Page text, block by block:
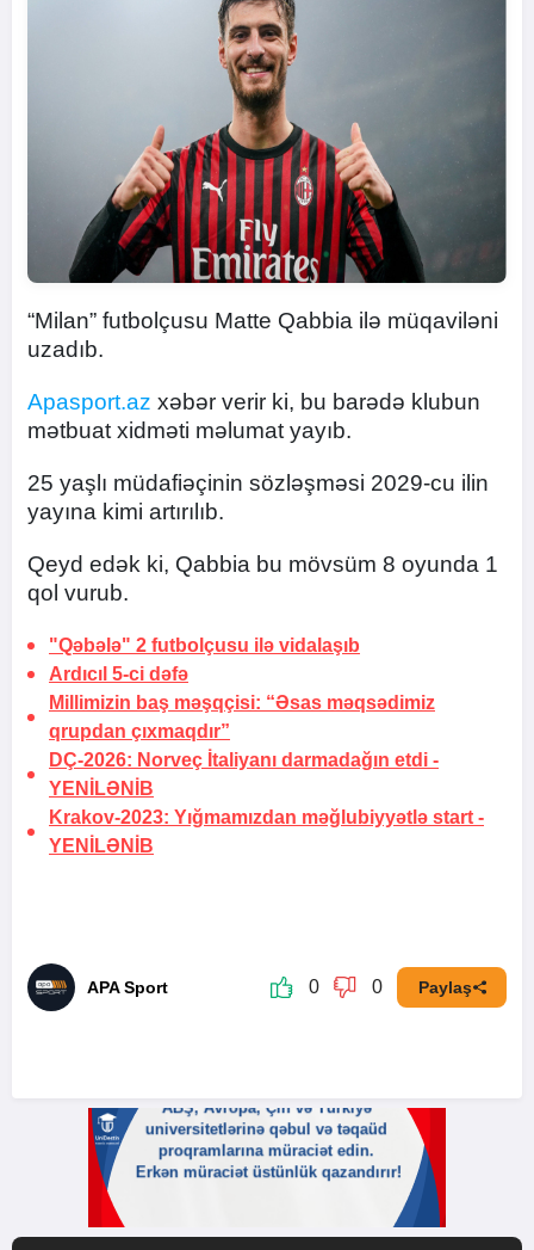
“Milan” futbolçusu Matte Qabbia ilə müqaviləni
uzadıb.
Apasport.az xəbər verir ki, bu barədə klubun
mətbuat xidməti məlumat yayıb.
25 yaşlı müdafiəçinin sözləşməsi 2029-cu ilin
yayına kimi artırılıb.
Qeyd edək ki, Qabbia bu mövsüm 8 oyunda 1
qol vurub.
"Qəbələ" 2 futbolçusu ilə vidalaşıb
Ardıcıl 5-ci dəfə
Millimizin baş məşqçisi: “Əsas məqsədimiz
qrupdan çıxmaqdır”
DÇ-2026: Norveç İtaliyanı darmadağın etdi -
YENİLƏNİB
Krakov-2023: Yığmamızdan məğlubiyyətlə start -
YENİLƏNİB
APA Sport 0 0 Paylaş